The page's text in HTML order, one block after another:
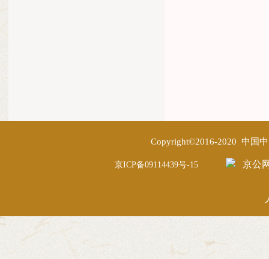
Copyright©2016-2020 中国
京ICP备09114439号-15 京公